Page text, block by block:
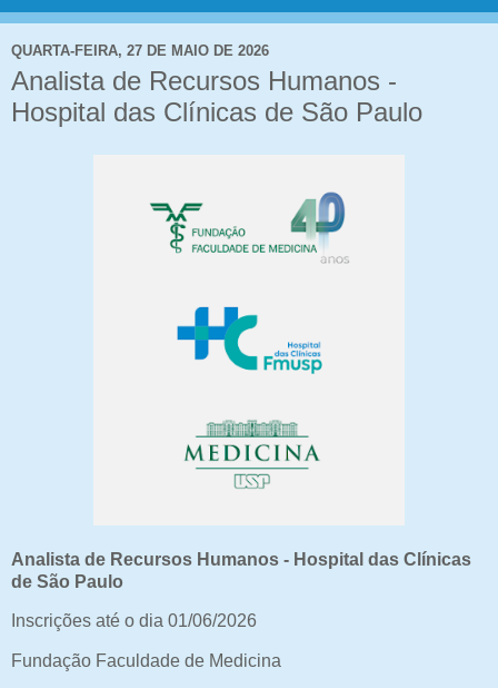
QUARTA-FEIRA, 27 DE MAIO DE 2026
Analista de Recursos Humanos -
Hospital das Clínicas de São Paulo
Analista de Recursos Humanos - Hospital das Clínicas
de São Paulo
Inscrições até o dia 01/06/2026
Fundação Faculdade de Medicina